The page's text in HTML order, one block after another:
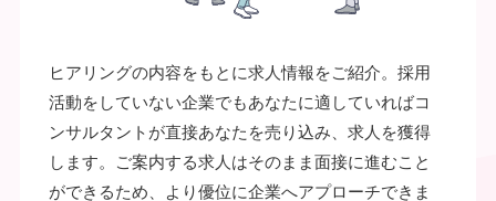
ヒアリングの内容をもとに求人情報をご紹介。採用
活動をしていない企業でもあなたに適していればコ
ンサルタントが直接あなたを売り込み、求人を獲得
します。ご案内する求人はそのまま面接に進むこと
ができるため、より優位に企業へアプローチできま